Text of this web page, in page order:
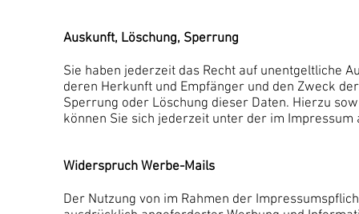
Auskunft, Löschung, Sperrung
Sie haben jederzeit das Recht auf unentgeltliche
deren Herkunft und Empfänger und den Zweck
Sperrung oder Löschung dieser Daten. Hierzu
können Sie sich jederzeit unter der im
Widerspruch Werbe-Mails
Der Nutzung von im Rahmen der